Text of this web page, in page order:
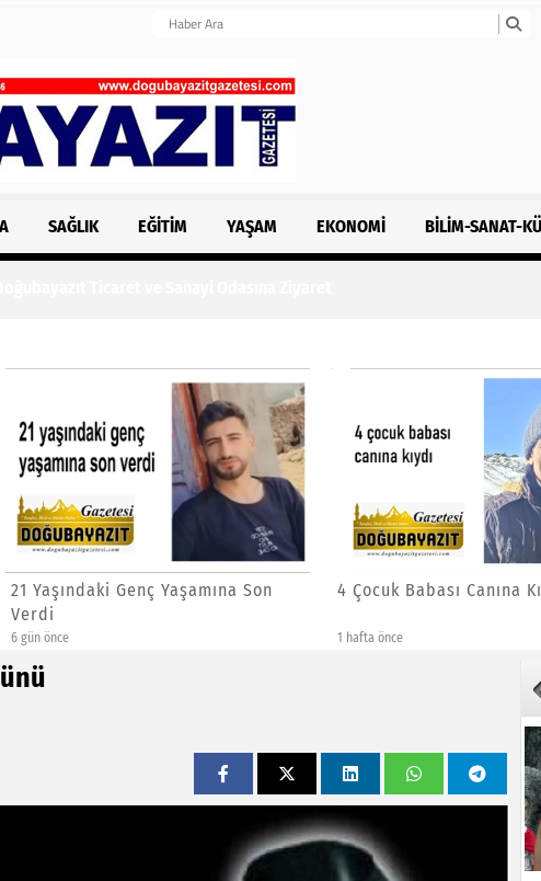
SAĞLIK EĞITIM YAŞAM EKONOMI BILIM-SANAT-
Yaşındaki Genç Yaşamına Son
gün önce
4 Çocuk Babası Canına Kıydı
1 hafta önce